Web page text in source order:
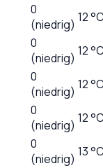
0
(niedrig) 12
0
(niedrig) 12
0
(niedrig) 12
0
(niedrig) 12
0
(niedrig) 13